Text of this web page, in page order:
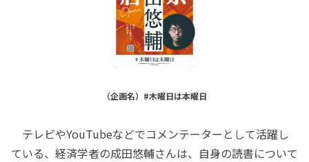
（企画名）#木曜日は本曜日
テレビやYouTubeなどでコメンテーターとして活躍し
ている、経済学者の成田悠輔さんは、自身の読書について